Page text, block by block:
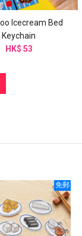
Icecream Bed
Keychain
HK$ 53
免郵